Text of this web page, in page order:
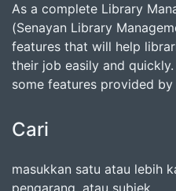
As a complete Library
(Senayan Library
features that will help
their job easily and
some features provided by
Cari
masukkan satu atau lebih